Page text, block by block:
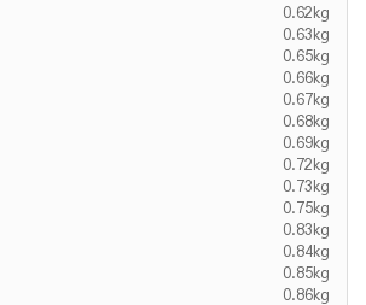
0.62kg
0.63kg
0.65kg
0.66kg
0.67kg
0.68kg
0.69kg
0.72kg
0.73kg
0.75kg
0.83kg
0.84kg
0.85kg
0.86kg